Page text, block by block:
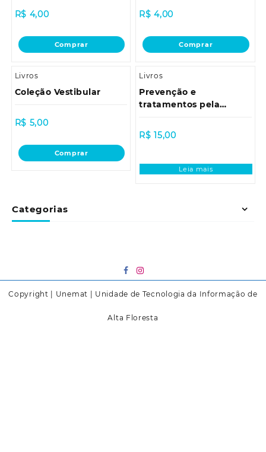
Categorias
R$ 4,00
Comprar
R$ 4,00
Comprar
Livros
Coleção Vestibular
R$ 5,00
Comprar
Livros
Prevenção e
tratamentos pela
R$ 15,00
Leia mais
Copyright | Unemat | Unidade de Tecnologia da Informação de
Alta Floresta